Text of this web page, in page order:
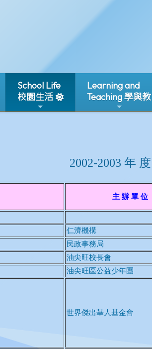
School Life
校園生活
Learning and
Teaching 學與教